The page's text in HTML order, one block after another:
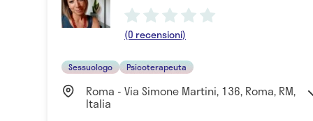
(0 recensioni)
Sessuologo Psicoterapeuta
Roma - Via Simone Martini, 136, Roma, RM,
Italia